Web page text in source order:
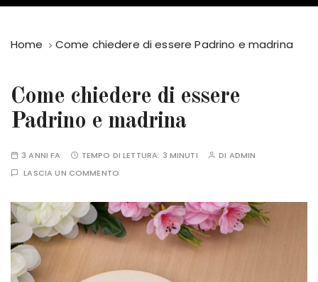
Home Come chiedere di essere Padrino e madrina
Come chiedere di essere
Padrino e madrina
3 ANNI FA TEMPO DI LETTURA: 3 MINUTI DI ADMIN
LASCIA UN COMMENTO